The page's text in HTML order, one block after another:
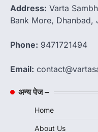
Address: Varta
Bank More, Dhanbad,
Phone: 9471721494
Email:
अन्य पेज –
Home
About Us